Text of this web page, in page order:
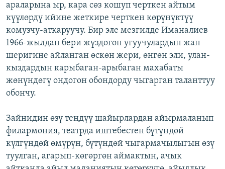
араларына ыр, кара сөз кошуп черткен айтым
күүлөрдү ийине жеткире черткен көрүнүктүү
комузчу-аткаруучу. Бир эле мезгилде Иманалиев
1966-жылдан бери жүздөгөн угуучулардын жан
шеригине айланган өскөн жери, өнгөн эли, улан-
кыздардын карыбаган-арыбаган махабаты
жөнүндөгү ондогон обондорду чыгарган таланттуу
обончу.
Зайнидин өзү теңдүү шайырлардан айырмаланып
филармония, театрда иштебестен бүтүндөй
күлгүндөй өмүрүн, бүтүндөй чыгармачылыгын өзү
туулган, агарып-көгөргөн аймактын, ачык